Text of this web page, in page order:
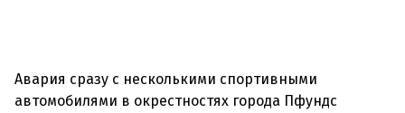
Авария сразу с несколькими спортивными
автомобилями в окрестностях города Пфундс